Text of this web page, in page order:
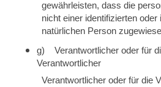
gewährleisten, dass die
nicht einer identifizierten oder
natürlichen Person
g) Verantwortlicher oder für
Verantwortlicher
Verantwortlicher oder für die